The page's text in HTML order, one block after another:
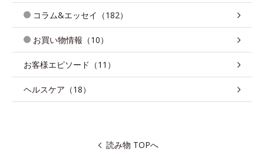
コラム&エッセイ（182）
お買い物情報（10）
お客様エピソード（11）
ヘルスケア（18）
読み物 TOPへ